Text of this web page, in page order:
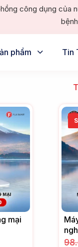
công dụng của
phẩm Tin
mại